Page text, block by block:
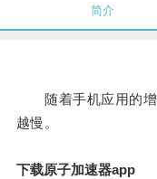
简介
随着手机应用的增
越慢。
下载原子加速器app